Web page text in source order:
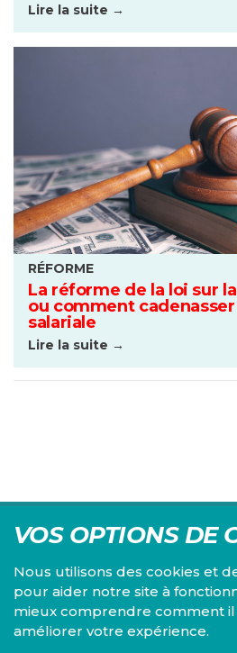
Lire la suite →
RÉFORME
La réforme de la loi sur
ou comment
salariale
Lire la suite →
VOS OPTIONS DE
Nous utilisons des cookies et
pour aider notre site à
mieux comprendre comment
améliorer votre expérience.
Centre d'études du PS, l'Institut
consacre à la recherche sur